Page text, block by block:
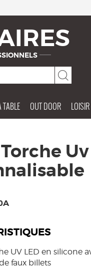
TABLE OUT DOOR LOISIR
UV LED en silicone
faux billets